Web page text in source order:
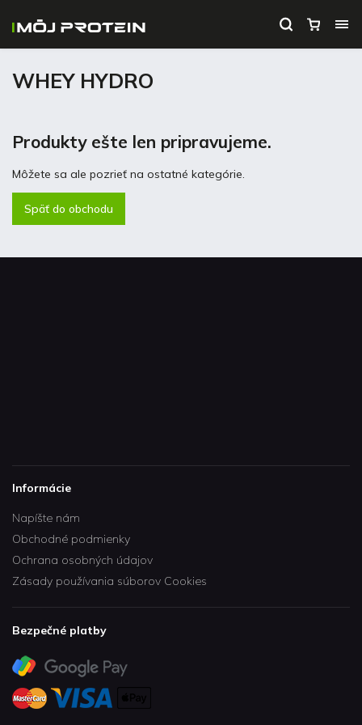
WHEY HYDRO
Produkty ešte len pripravujeme.
Môžete sa ale pozrieť na ostatné kategórie.
Späť do obchodu
Informácie
Napíšte nám
Obchodné podmienky
Ochrana osobných údajov
Zásady používania súborov Cookies
Bezpečné platby